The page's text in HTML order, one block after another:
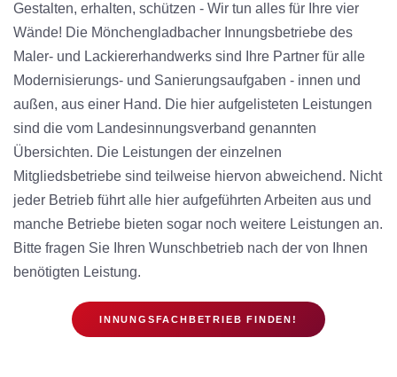
Gestalten, erhalten, schützen - Wir tun alles für Ihre vier
Wände! Die Mönchengladbacher Innungsbetriebe des
Maler- und Lackiererhandwerks sind Ihre Partner für alle
Modernisierungs- und Sanierungsaufgaben - innen und
außen, aus einer Hand. Die hier aufgelisteten Leistungen
sind die vom Landesinnungsverband genannten
Übersichten. Die Leistungen der einzelnen
Mitgliedsbetriebe sind teilweise hiervon abweichend. Nicht
jeder Betrieb führt alle hier aufgeführten Arbeiten aus und
manche Betriebe bieten sogar noch weitere Leistungen an.
Bitte fragen Sie Ihren Wunschbetrieb nach der von Ihnen
benötigten Leistung.
INNUNGSFACHBETRIEB FINDEN!